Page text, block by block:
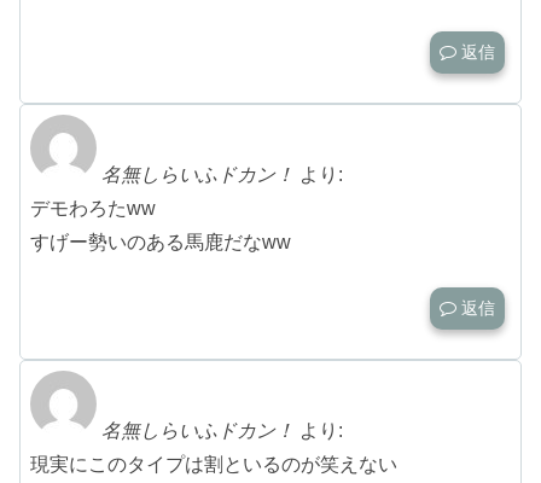
返信
名無しらいふドカン！ より:
デモわろたww
すげー勢いのある馬鹿だなww
返信
名無しらいふドカン！ より:
現実にこのタイプは割といるのが笑えない